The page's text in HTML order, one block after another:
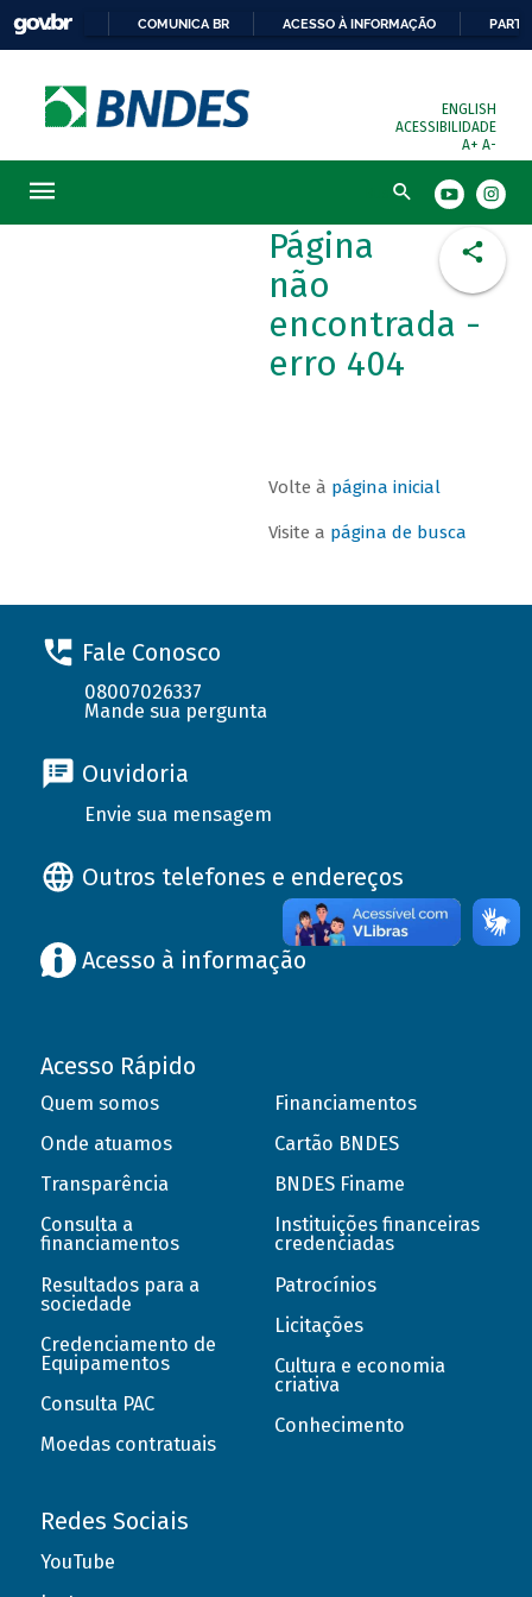
COMUNICA BR ACESSO À INFORMAÇÃO
ENGLISH
ACESSIBILIDADE
A+ A-
Busca
Página
não
encontrada -
erro 404
Volte à página inicial
Visite a página de busca
Fale Conosco
08007026337
Mande sua pergunta
Ouvidoria
Envie sua mensagem
Outros telefones e endereços
Acesso à informação
Acesso Rápido
Quem somos
Onde atuamos
Transparência
Consulta a
financiamentos
Resultados para a
sociedade
Credenciamento de
Equipamentos
Consulta PAC
Moedas contratuais
Financiamentos
Cartão BNDES
BNDES Finame
Instituições financeiras
credenciadas
Patrocínios
Licitações
Cultura e economia
criativa
Conhecimento
Redes Sociais
YouTube